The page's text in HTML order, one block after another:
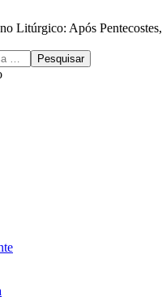
Litúrgico: Após